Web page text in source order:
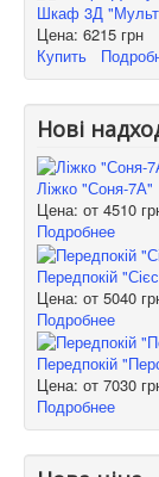
Шкаф 3Д
Цена: 6215 грн
Купить
Нові
Ліжко "Соня-7А"
Цена: от 4510
Подробнее
Передпокій
Цена: от 5040
Подробнее
Передпокій
Цена: от 7030
Подробнее